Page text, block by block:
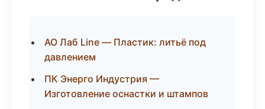
АО Лаб Line — Пластик: литьё под
давлением
ПК Энерго Индустрия —
Изготовление оснастки и штампов